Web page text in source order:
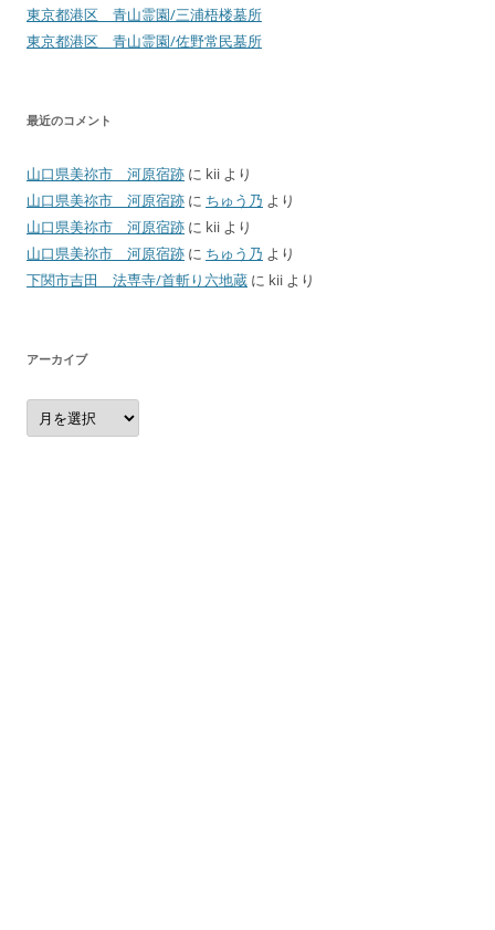
東京都港区 青山霊園/三浦梧楼墓所
東京都港区 青山霊園/佐野常民墓所
最近のコメント
山口県美祢市 河原宿跡 に kii より
山口県美祢市 河原宿跡 に ちゅう乃 より
山口県美祢市 河原宿跡 に kii より
山口県美祢市 河原宿跡 に ちゅう乃 より
下関市吉田 法専寺/首斬り六地蔵 に kii より
アーカイブ
ア
ー
カ